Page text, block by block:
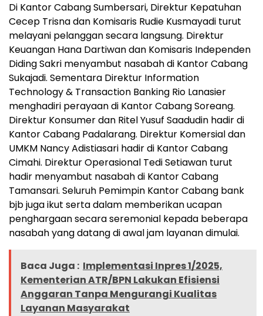
Di Kantor Cabang Sumbersari, Direktur Kepatuhan
Cecep Trisna dan Komisaris Rudie Kusmayadi turut
melayani pelanggan secara langsung. Direktur
Keuangan Hana Dartiwan dan Komisaris Independen
Diding Sakri menyambut nasabah di Kantor Cabang
Sukajadi. Sementara Direktur Information
Technology & Transaction Banking Rio Lanasier
menghadiri perayaan di Kantor Cabang Soreang.
Direktur Konsumer dan Ritel Yusuf Saadudin hadir di
Kantor Cabang Padalarang. Direktur Komersial dan
UMKM Nancy Adistiasari hadir di Kantor Cabang
Cimahi. Direktur Operasional Tedi Setiawan turut
hadir menyambut nasabah di Kantor Cabang
Tamansari. Seluruh Pemimpin Kantor Cabang bank
bjb juga ikut serta dalam memberikan ucapan
penghargaan secara seremonial kepada beberapa
nasabah yang datang di awal jam layanan dimulai.
Baca Juga : Implementasi Inpres 1/2025,
Kementerian ATR/BPN Lakukan Efisiensi
Anggaran Tanpa Mengurangi Kualitas
Layanan Masyarakat